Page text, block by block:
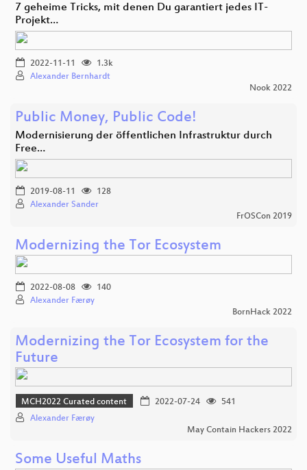
7 geheime Tricks, mit denen Du garantiert jedes IT-
Projekt…
2022-11-11
1.3k
Alexander Bernhardt
Nook 2022
Public Money, Public Code!
Modernisierung der öffentlichen Infrastruktur durch
Free…
2019-08-11
128
Alexander Sander
FrOSCon 2019
Modernizing the Tor Ecosystem
2022-08-08
140
Alexander Færøy
BornHack 2022
Modernizing the Tor Ecosystem for the
Future
MCH2022 Curated content 2022-07-24
541
Alexander Færøy
May Contain Hackers 2022
Some Useful Maths